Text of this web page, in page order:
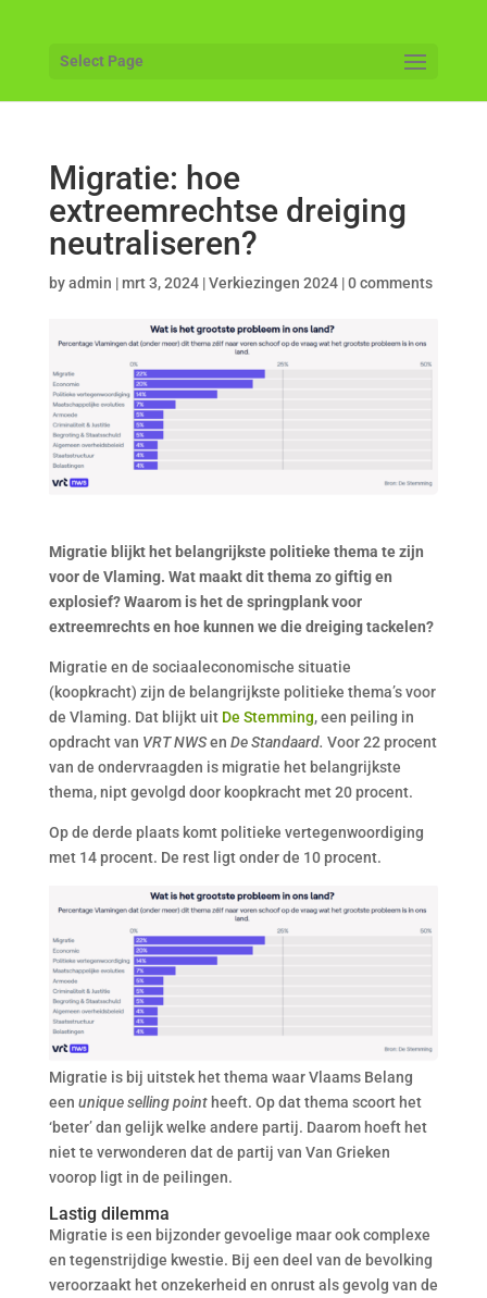
Select Page
Migratie: hoe
extreemrechtse dreiging
neutraliseren?
byadmin |mrt 3, 2024|Verkiezingen 2024|0 comments
Migratie blijkt het belangrijkste politieke thema te zijn
voor de Vlaming. Wat maakt dit thema zo giftig en
explosief? Waarom is het de springplank voor
extreemrechts en hoe kunnen we die dreiging tackelen?
Migratie en de sociaaleconomische situatie
(koopkracht) zijn de belangrijkste politieke thema’s voor
de Vlaming. Dat blijkt uit De Stemming, een peiling in
opdracht van VRT NWSen De Standaard. Voor 22 procent
van de ondervraagden is migratie het belangrijkste
thema, nipt gevolgd door koopkracht met 20 procent.
Op de derde plaats komt politieke vertegenwoordiging
met 14 procent. De rest ligt onder de 10 procent.
Migratie is bij uitstek het thema waar Vlaams Belang
een unique selling pointheeft. Op dat thema scoort het
‘beter’ dan gelijk welke andere partij. Daarom hoeft het
niet te verwonderen dat de partij van Van Grieken
voorop ligt in de peilingen.
Lastig dilemma
Migratie is een bijzonder gevoelige maar ook complexe
en tegenstrijdige kwestie. Bij een deel van de bevolking
veroorzaakt het onzekerheid en onrust als gevolg van de